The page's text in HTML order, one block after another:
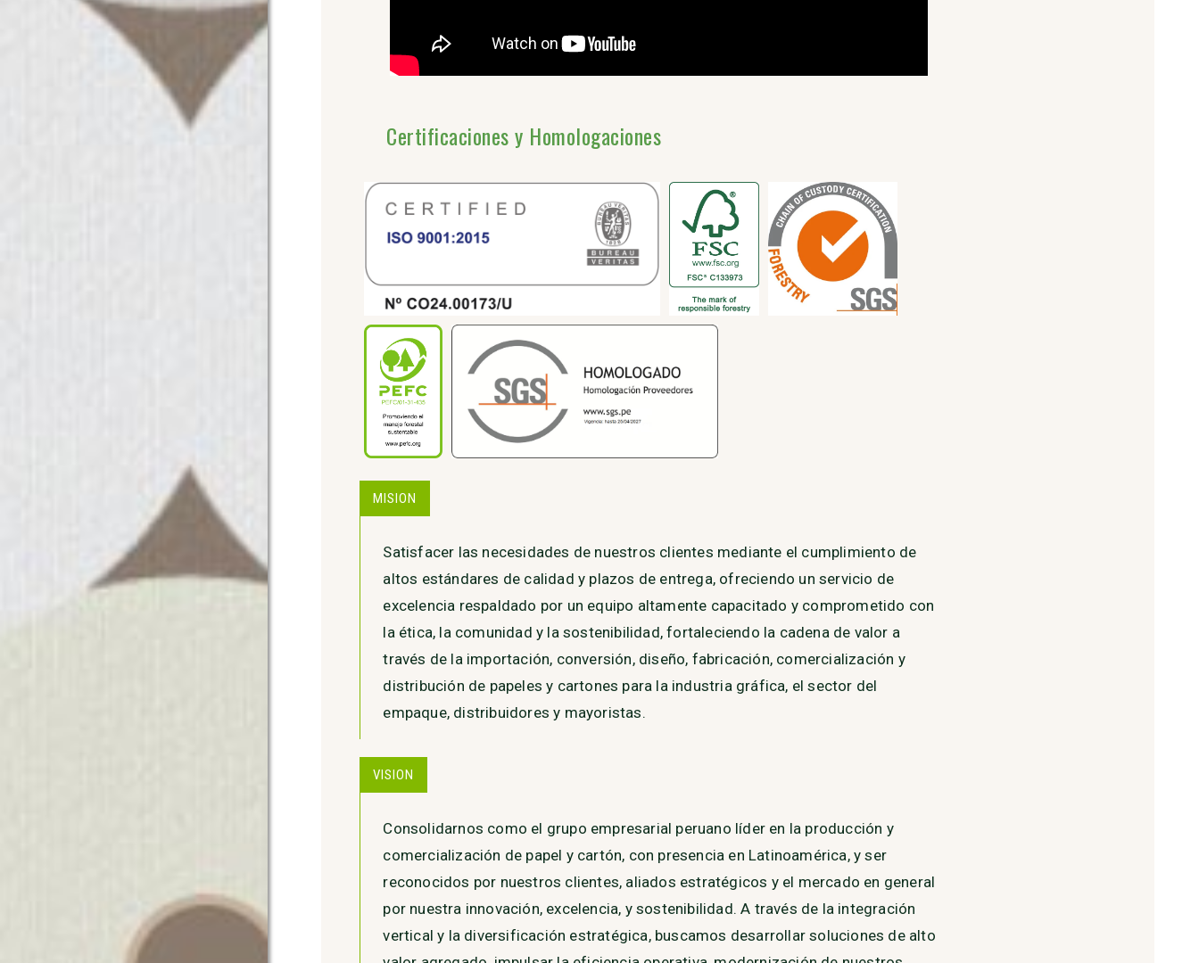
Certificaciones y Homologaciones
MISION
Satisfacer las necesidades de nuestros clientes mediante el cumplimiento de
altos estándares de calidad y plazos de entrega, ofreciendo un servicio de
excelencia respaldado por un equipo altamente capacitado y comprometido con
la ética, la comunidad y la sostenibilidad, fortaleciendo la cadena de valor a
través de la importación, conversión, diseño, fabricación, comercialización y
distribución de papeles y cartones para la industria gráfica, el sector del
empaque, distribuidores y mayoristas.
VISION
Consolidarnos como el grupo empresarial peruano líder en la producción y
comercialización de papel y cartón, con presencia en Latinoamérica, y ser
reconocidos por nuestros clientes, aliados estratégicos y el mercado en general
por nuestra innovación, excelencia, y sostenibilidad. A través de la integración
vertical y la diversificación estratégica, buscamos desarrollar soluciones de alto